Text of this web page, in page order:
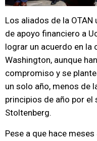
Los aliados de la
de apoyo financiero a
lograr un acuerdo en la
Washington, aunque
compromiso y se
un solo año, menos de
principios de año por el
Stoltenberg.
Pese a que hace